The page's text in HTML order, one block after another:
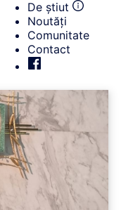
De știut
Noutăți
Comunitate
Contact